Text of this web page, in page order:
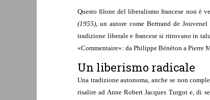
Questo filone del liberalismo francese non è
(1955), un autore come Bertrand de
tradizione liberale e francese si ritrovano in
«Commentaire»: da Philippe Bénéton a Pierre
Un liberismo radicale
Una tradizione autonoma, anche se non
risalire ad Anne Robert Jacques Turgot e, di